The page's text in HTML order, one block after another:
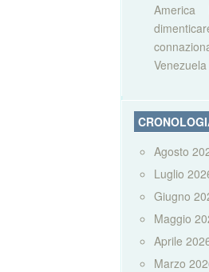
America
Venezuela
Agosto
Luglio
Giugno
Maggio
Aprile
Marzo